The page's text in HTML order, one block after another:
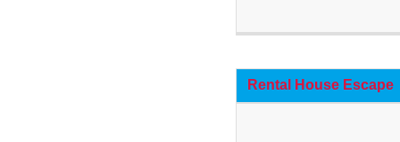
Rental House Escape